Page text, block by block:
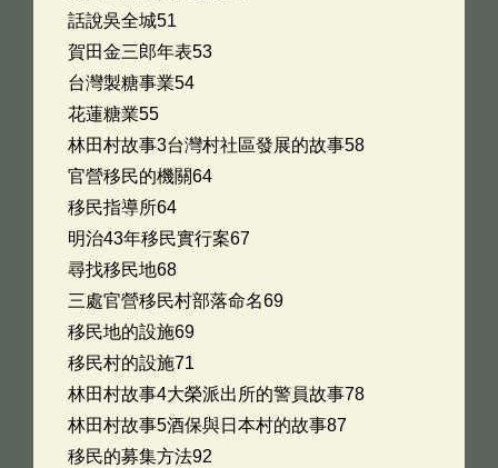
話說吳全城51
賀田金三郎年表53
台灣製糖事業54
花蓮糖業55
林田村故事3台灣村社區發展的故事58
官營移民的機關64
移民指導所64
明治43年移民實行案67
尋找移民地68
三處官營移民村部落命名69
移民地的設施69
移民村的設施71
林田村故事4大榮派出所的警員故事78
林田村故事5酒保與日本村的故事87
移民的募集方法92